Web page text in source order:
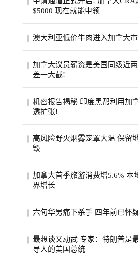
$5000 现在就能申领
拖了6年的集体诉讼终
澳大利亚低价牛肉进入加拿大
产品每公斤价差超40
加拿大议员薪资是美国同级近
差一大截!
员平均年薪约11.5万
机密报告揭秘 印度黑帮利用加
透扩张!
比什诺伊帮派头目戈
高风险野火烟雾笼罩大温 保留
毁
罩，奥卡纳根印第安保
加拿大首季旅游消费增5.6% 本
界增长
费按年上升5.6%，达
六旬华男痛下杀手 四年前已怀
案，现金投入800万元
元，全...
最想谈又动武 专家：特朗普是
导人的美国总统